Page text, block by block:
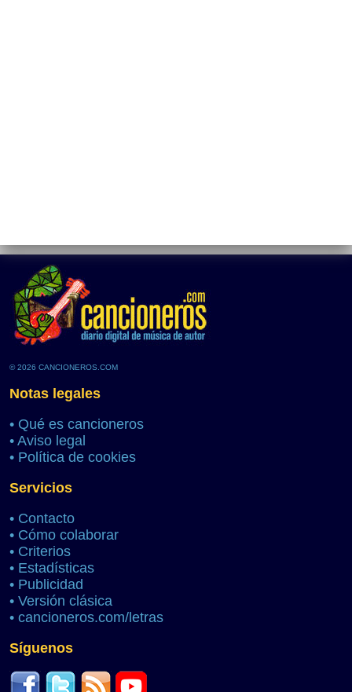
© 2026 CANCIONEROS.COM
Notas legales
• Qué es cancioneros
• Aviso legal
• Política de cookies
Servicios
• Contacto
• Cómo colaborar
• Criterios
• Estadísticas
• Publicidad
• Versión clásica
• cancioneros.com/letras
Síguenos